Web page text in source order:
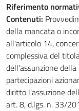
Riferimento
Contenuti:
della mancata o
all'articolo 14,
complessiva del
dell'assunzione
partecipazioni
diritto l'assuzione
art. 8, d.lgs. n. 33/